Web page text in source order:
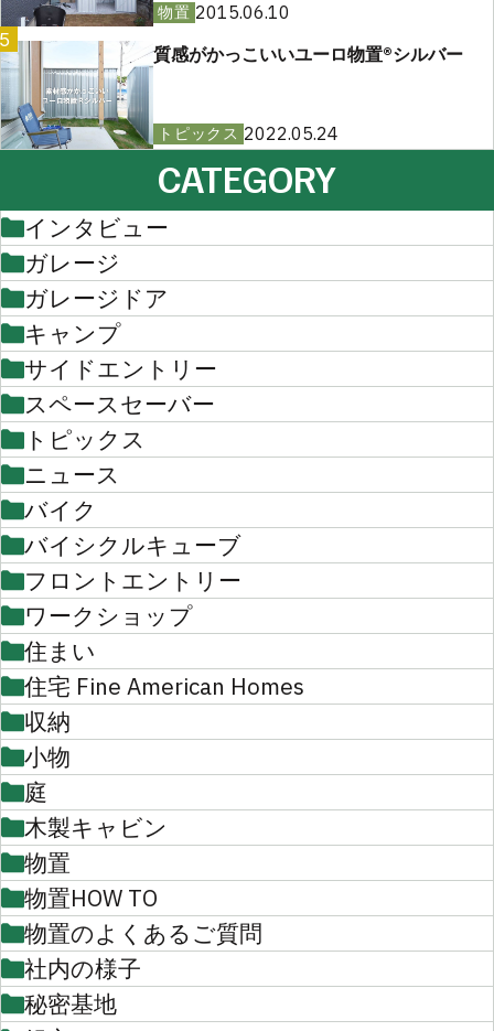
物置 2015.06.10
質感がかっこいいユーロ物置®︎シルバー
トピックス 2022.05.24
CATEGORY
インタビュー
ガレージ
ガレージドア
キャンプ
サイドエントリー
スペースセーバー
トピックス
ニュース
バイク
バイシクルキューブ
フロントエントリー
ワークショップ
住まい
住宅 Fine American Homes
収納
小物
庭
木製キャビン
物置
物置HOW TO
物置のよくあるご質問
社内の様子
秘密基地